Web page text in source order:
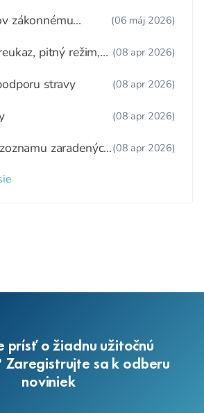
zákonnému
(06 máj 2026)
pitný režim,
(08 apr 2026)
stravy (08 apr 2026)
(08 apr 2026)
zaradených(08 apr 2026)
prísť o žiadnu užitočnú
Zaregistrujte sa k odberu
noviniek